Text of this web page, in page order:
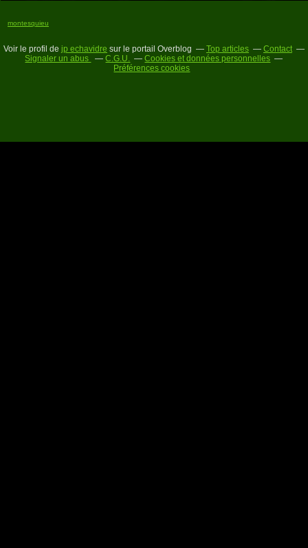
montesquieu
Voir le profil de jp echavidre sur le portail Overblog Top articles
Contact
Signaler un abus
C.G.U.
Cookies et données personnelles
Préférences cookies